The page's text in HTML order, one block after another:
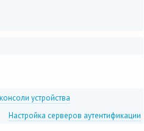
устройства
Настройка серверов аутентификации